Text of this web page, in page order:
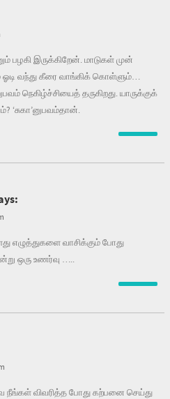
பழகி இருக்கிறேன். மாடுகள் முன்
ஓடி வந்து கீரை வாங்கிக் கொள்ளும்…
நெகிழ்ச்சியைத் தருகிறது. யாருக்குக்
‘சுகா’னுபவம்தான்.
எழுத்துகளை வாசிக்கும் போது
ஒரு உணர்வு …..
நீங்கள் விவரித்த போது கற்பனை செய்து